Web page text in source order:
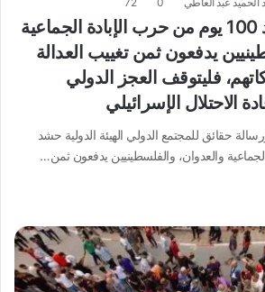
الهيئة الدولية حشد 100 يوم من حرب الإبادة الجماعية
يدفعون ثمن تغييب العدالة
فليتوقف العجز الدولي
الاحتلال الإسرائيلي
1/2024 بيان ورسالة حقائق للمجتمع الدولي الهيئة الدولية حشد